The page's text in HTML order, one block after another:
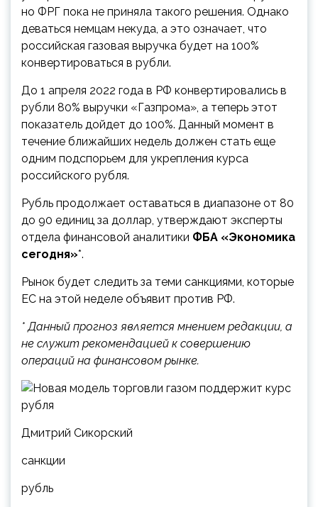
но ФРГ пока не приняла такого решения. Однако
деваться немцам некуда, а это означает, что
российская газовая выручка будет на 100%
конвертироваться в рубли.
До 1 апреля 2022 года в РФ конвертировались в
рубли 80% выручки «Газпрома», а теперь этот
показатель дойдет до 100%. Данный момент в
течение ближайших недель должен стать еще
одним подспорьем для укрепления курса
российского рубля.
Рубль продолжает оставаться в диапазоне от 80
до 90 единиц за доллар, утверждают эксперты
отдела финансовой аналитики ФБА «Экономика
сегодня»*.
Рынок будет следить за теми санкциями, которые
ЕС на этой неделе объявит против РФ.
* Данный прогноз является мнением редакции, а
не служит рекомендацией к совершению
операций на финансовом рынке.
Дмитрий Сикорский
санкции
рубль